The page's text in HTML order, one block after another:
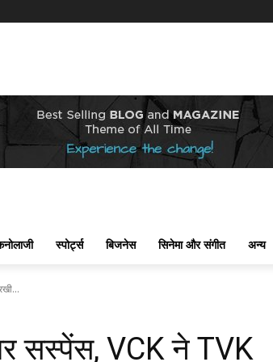
स्पोर्ट्स बिजनेस सिनेमा और संगीत अन्य
सस्पेंस, VCK ने TVK